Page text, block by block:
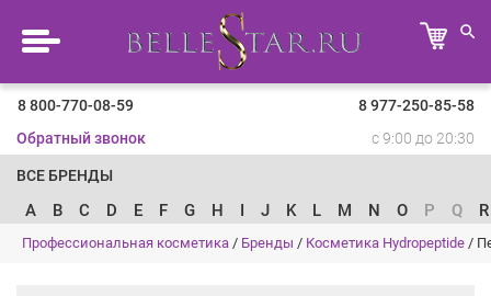
8 800-770-08-59
8 977-250-85-58
Обратный звонок
с 9:00 до 20:30
ВСЕ БРЕНДЫ
A B C D E F G H I J K L M N O P Q R
Профессиональная косметика / Бренды / Косметика Hydropeptide /